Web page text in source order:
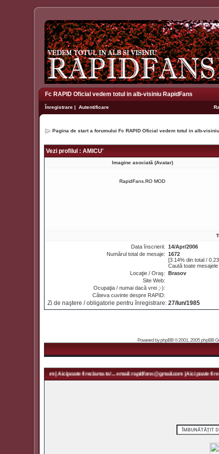
Fc RAPID Oficial vedem totul in alb-visiniu RapidFans
Înregistrare | Autentificare
Pagina de start a forumului Fc RAPID Oficial vedem totul in alb-
Vezi profilul : AMICU'
Imagine asociată (Avatar)
RapidFans.RO MOD
Data înscrierii: 14/Apr/2006
Numărul total de mesaje: 1672
[3.14% din total /
Caută toate mesajele
Locaţie / Oraş: Brasov
Site Web:
Ocupaţia / numai dacă vrei ;-):
Câteva cuvinte despre RAPID:
Zi de naştere / obligatorie pentru înregistrare: 27/Iun/1985
Powered byphpBB© 2001, 2005 phpBB
| Aici poate fi reclama ta! ... email: rapidfans@gmail.com | Aici poate fi